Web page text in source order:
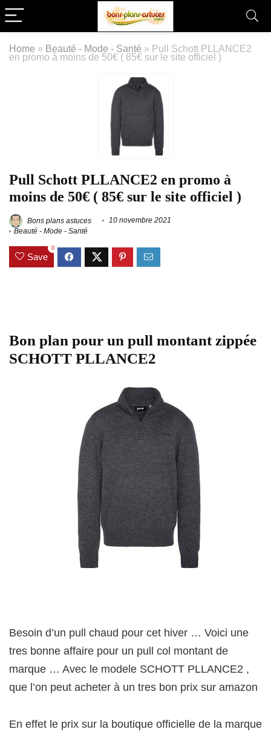
Home » Beauté - Mode - Santé » Pull Schott PLLANCE2
en promo à moins de 50€ ( 85€ sur le site officiel )
Pull Schott PLLANCE2 en promo à
moins de 50€ ( 85€ sur le site officiel )
Bons plans astuces
10 novembre 2021
Beauté - Mode - Santé
Save
0
Bon plan pour un pull montant zippée
SCHOTT PLLANCE2
Besoin d’un pull chaud pour cet hiver … Voici une
tres bonne affaire pour un pull col montant de
marque … Avec le modele SCHOTT PLLANCE2 ,
que l’on peut acheter à un tres bon prix sur amazon
En effet le prix sur la boutique officielle de la marque